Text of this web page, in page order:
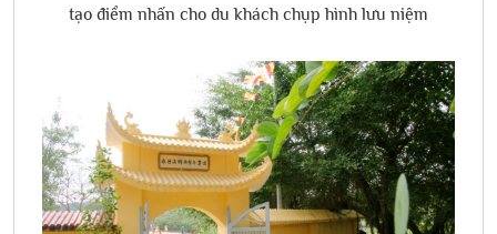
tạo điểm nhấn cho du khách chụp hình lưu niệm